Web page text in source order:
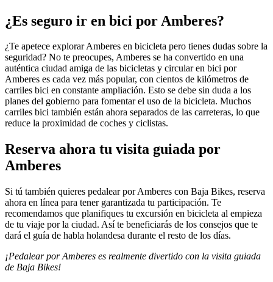
¿Es seguro ir en bici por Amberes?
¿Te apetece explorar Amberes en bicicleta pero tienes dudas sobre la
seguridad? No te preocupes, Amberes se ha convertido en una
auténtica ciudad amiga de las bicicletas y circular en bici por
Amberes es cada vez más popular, con cientos de kilómetros de
carriles bici en constante ampliación. Esto se debe sin duda a los
planes del gobierno para fomentar el uso de la bicicleta. Muchos
carriles bici también están ahora separados de las carreteras, lo que
reduce la proximidad de coches y ciclistas.
Reserva ahora tu visita guiada por
Amberes
Si tú también quieres pedalear por Amberes con Baja Bikes, reserva
ahora en línea para tener garantizada tu participación. Te
recomendamos que planifiques tu excursión en bicicleta al empieza
de tu viaje por la ciudad. Así te beneficiarás de los consejos que te
dará el guía de habla holandesa durante el resto de los días.
¡Pedalear por Amberes es realmente divertido con la visita guiada
de Baja Bikes!